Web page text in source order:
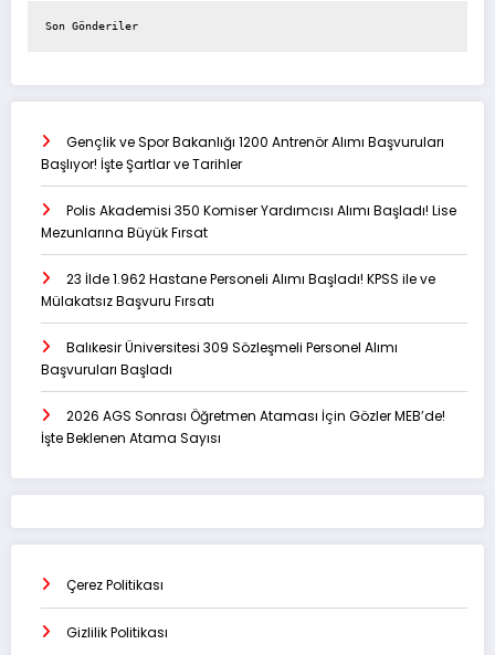
Son Gönderiler
Gençlik ve Spor Bakanlığı 1200 Antrenör Alımı Başvuruları
Başlıyor! İşte Şartlar ve Tarihler
Polis Akademisi 350 Komiser Yardımcısı Alımı Başladı! Lise
Mezunlarına Büyük Fırsat
23 İlde 1.962 Hastane Personeli Alımı Başladı! KPSS ile ve
Mülakatsız Başvuru Fırsatı
Balıkesir Üniversitesi 309 Sözleşmeli Personel Alımı
Başvuruları Başladı
2026 AGS Sonrası Öğretmen Ataması İçin Gözler MEB’de!
İşte Beklenen Atama Sayısı
Çerez Politikası
Gizlilik Politikası